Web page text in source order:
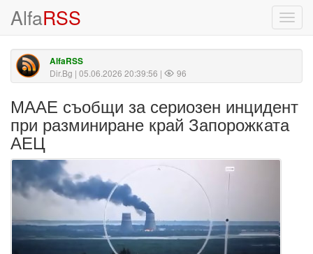
AlfaRSS
AlfaRSS
Dir.Bg | 05.06.2026 20:39:56 | 96
МААЕ съобщи за сериозен инцидент
при разминиране край Запорожката
АЕЦ